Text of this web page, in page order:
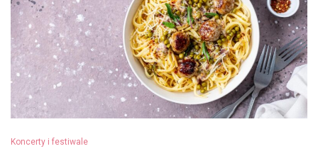
Koncerty i festiwale